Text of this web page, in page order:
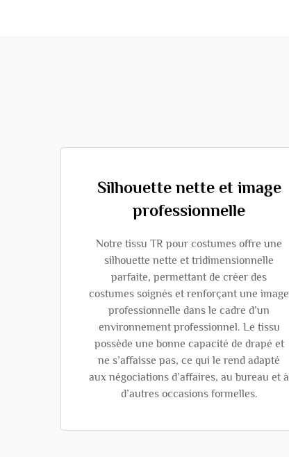
Silhouette nette et image
professionnelle
Notre tissu TR pour costumes offre une
silhouette nette et tridimensionnelle
parfaite, permettant de créer des
costumes soignés et renforçant une image
professionnelle dans le cadre d’un
environnement professionnel. Le tissu
possède une bonne capacité de drapé et
ne s’affaisse pas, ce qui le rend adapté
aux négociations d’affaires, au bureau et à
d’autres occasions formelles.